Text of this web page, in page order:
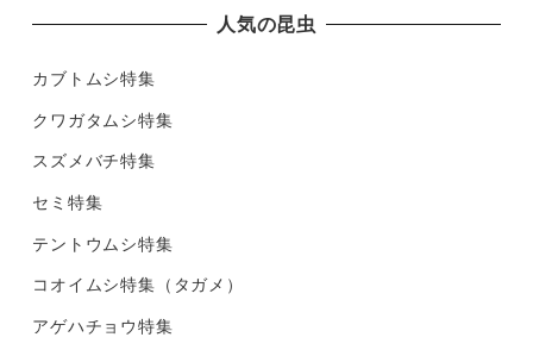
人気の昆虫
カブトムシ特集
クワガタムシ特集
スズメバチ特集
セミ特集
テントウムシ特集
コオイムシ特集（タガメ）
アゲハチョウ特集